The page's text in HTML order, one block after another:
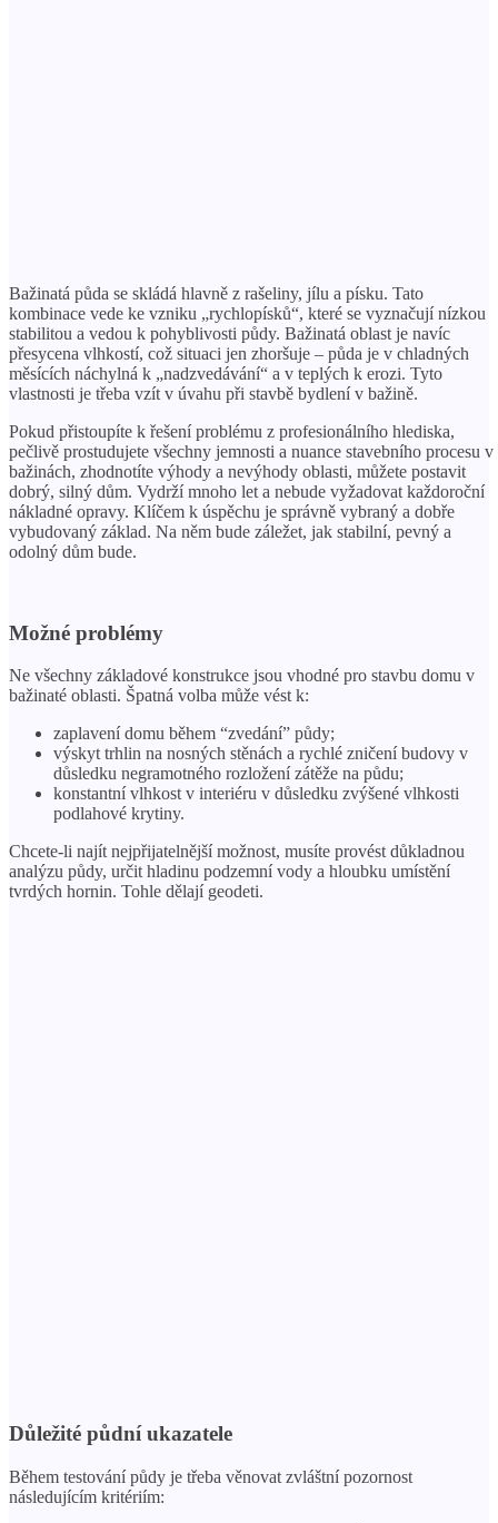
Bažinatá půda se skládá hlavně z rašeliny, jílu a písku. Tato
kombinace vede ke vzniku „rychlopísků“, které se vyznačují nízkou
stabilitou a vedou k pohyblivosti půdy. Bažinatá oblast je navíc
přesycena vlhkostí, což situaci jen zhoršuje – půda je v chladných
měsících náchylná k „nadzvedávání“ a v teplých k erozi. Tyto
vlastnosti je třeba vzít v úvahu při stavbě bydlení v bažině.
Pokud přistoupíte k řešení problému z profesionálního hlediska,
pečlivě prostudujete všechny jemnosti a nuance stavebního procesu v
bažinách, zhodnotíte výhody a nevýhody oblasti, můžete postavit
dobrý, silný dům. Vydrží mnoho let a nebude vyžadovat každoroční
nákladné opravy. Klíčem k úspěchu je správně vybraný a dobře
vybudovaný základ. Na něm bude záležet, jak stabilní, pevný a
odolný dům bude.
Možné problémy
Ne všechny základové konstrukce jsou vhodné pro stavbu domu v
bažinaté oblasti. Špatná volba může vést k:
zaplavení domu během “zvedání” půdy;
výskyt trhlin na nosných stěnách a rychlé zničení budovy v
důsledku negramotného rozložení zátěže na půdu;
konstantní vlhkost v interiéru v důsledku zvýšené vlhkosti
podlahové krytiny.
Chcete-li najít nejpřijatelnější možnost, musíte provést důkladnou
analýzu půdy, určit hladinu podzemní vody a hloubku umístění
tvrdých hornin. Tohle dělají geodeti.
Důležité půdní ukazatele
Během testování půdy je třeba věnovat zvláštní pozornost
následujícím kritériím: